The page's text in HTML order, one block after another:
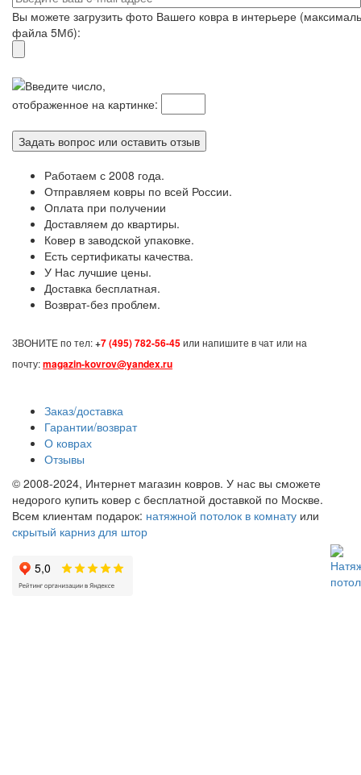
Вы можете загрузить фото Вашего ковра в интерьере
файла 5Мб):
Введите число,
отображенное на картинке:
Работаем с 2008 года.
Отправляем ковры по всей России.
Оплата при получении
Доставляем до квартиры.
Ковер в заводской упаковке.
Есть сертификаты качества.
У Нас лучшие цены.
Доставка бесплатная.
Возврат-без проблем.
ЗВОНИТЕ по тел:+7 (495) 782-56-45или напишите в чат или на
почту:magazin-kovrov@yandex.ru
Заказ/доставка
Гарантии/возврат
О коврах
Отзывы
© 2008-2024, Интернет магазин ковров. У нас вы сможете
недорого купить ковер с бесплатной доставкой по Москве.
Всем клиентам подарок: натяжной потолок в комнату или
скрытый карниз для штор